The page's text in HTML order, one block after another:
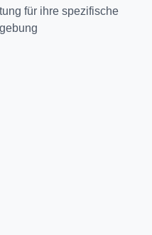
für ihre spezifische